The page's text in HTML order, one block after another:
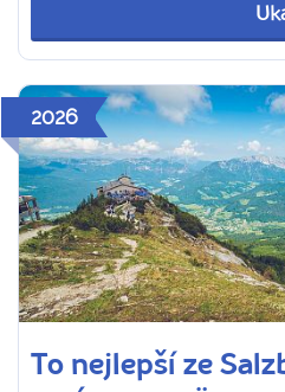
2026
To nejlepší ze